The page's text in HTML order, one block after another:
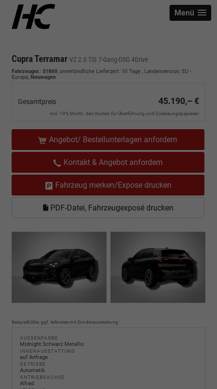
Menü
Cupra Terramar VZ 2.0 TSI 7-Gang-DSG 4Drive
Fahrzeugnr.: 51869, unverbindliche Lieferzeit: 10 Tage , Landesversion: EU -
Europa, Neuwagen
Gesamtpreis 45.190,– €
incl. 19% MwSt., den Kosten für Überführung und Zulassungspapieren
Angebot/ Bestellunterlagen anfordern
Kontakt & Angebot anfordern
Fahrzeug merken/Expose drucken
PDF-Datei, Fahrzeugexposé drucken
Beispielbilder, ggf. teilweise mit Sonderausstattung
AUSSENFARBE
Midnight Schwarz Metallic
INNENAUSSTATTUNG
auf Anfrage
GETRIEBE
Automatik
ANTRIEBSACHSE
Allrad